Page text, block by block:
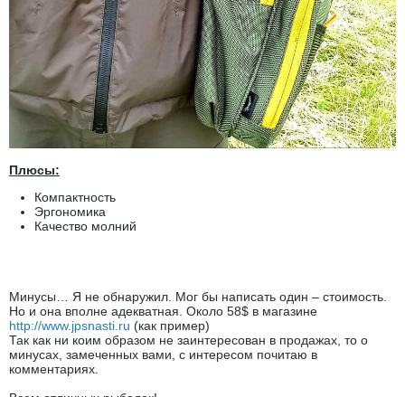
Плюсы:
Компактность
Эргономика
Качество молний
Минусы… Я не обнаружил. Мог бы написать один – стоимость.
Но и она вполне адекватная. Около 58$ в магазине
http://www.jpsnasti.ru (как пример)
Так как ни коим образом не заинтересован в продажах, то о
минусах, замеченных вами, с интересом почитаю в
комментариях.